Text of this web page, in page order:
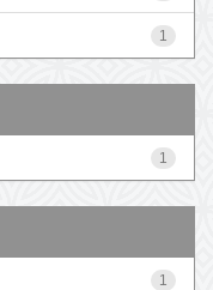
1
1
1